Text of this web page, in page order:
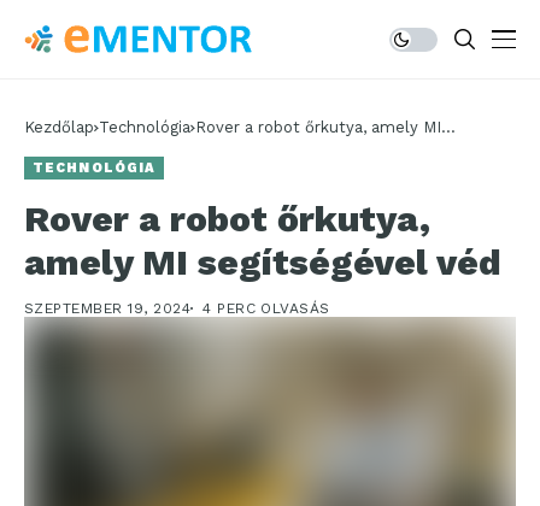
Kezdőlap Technológia Rover a robot őrkutya, amely MI
TECHNOLÓGIA
Rover a robot őrkutya,
amely MI segítségével véd
SZEPTEMBER 19, 2024 4 PERC OLVASÁS